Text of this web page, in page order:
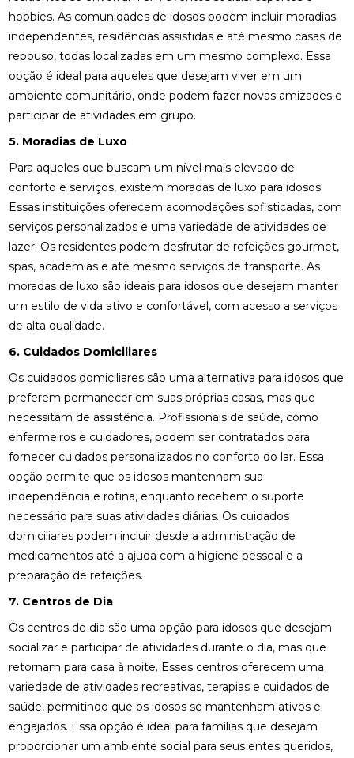
hobbies. As comunidades de idosos podem incluir moradias
independentes, residências assistidas e até mesmo casas de
repouso, todas localizadas em um mesmo complexo. Essa
opção é ideal para aqueles que desejam viver em um
ambiente comunitário, onde podem fazer novas amizades e
participar de atividades em grupo.
5. Moradias de Luxo
Para aqueles que buscam um nível mais elevado de
conforto e serviços, existem moradas de luxo para idosos.
Essas instituições oferecem acomodações sofisticadas, com
serviços personalizados e uma variedade de atividades de
lazer. Os residentes podem desfrutar de refeições gourmet,
spas, academias e até mesmo serviços de transporte. As
moradas de luxo são ideais para idosos que desejam manter
um estilo de vida ativo e confortável, com acesso a serviços
de alta qualidade.
6. Cuidados Domiciliares
Os cuidados domiciliares são uma alternativa para idosos que
preferem permanecer em suas próprias casas, mas que
necessitam de assistência. Profissionais de saúde, como
enfermeiros e cuidadores, podem ser contratados para
fornecer cuidados personalizados no conforto do lar. Essa
opção permite que os idosos mantenham sua
independência e rotina, enquanto recebem o suporte
necessário para suas atividades diárias. Os cuidados
domiciliares podem incluir desde a administração de
medicamentos até a ajuda com a higiene pessoal e a
preparação de refeições.
7. Centros de Dia
Os centros de dia são uma opção para idosos que desejam
socializar e participar de atividades durante o dia, mas que
retornam para casa à noite. Esses centros oferecem uma
variedade de atividades recreativas, terapias e cuidados de
saúde, permitindo que os idosos se mantenham ativos e
engajados. Essa opção é ideal para famílias que desejam
proporcionar um ambiente social para seus entes queridos,